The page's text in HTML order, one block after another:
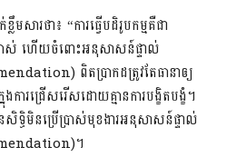
មសារថា៖ “ការធ្វើបដិរូបកម្មគឺជា
ាស់ ហើយចំពោះអនុសាសន៍ផ្ទាល់
ពិតប្រាកដត្រូវតែធានាឲ្យ
ងការជ្រើសរើសដោយគ្មានការបង្ខិតបង្ខំ។
សិទ្ធិមិនប្រើប្រាស់មុខងារអនុសាសន៍ផ្ទាល់
។